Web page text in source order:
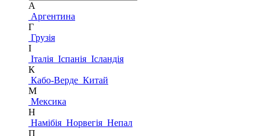
А
Аргентина
Г
Грузія
І
Італія Іспанія Ісландія
К
Кабо-Верде Китай
М
Мексика
Н
Намібія Норвегія Непал
П